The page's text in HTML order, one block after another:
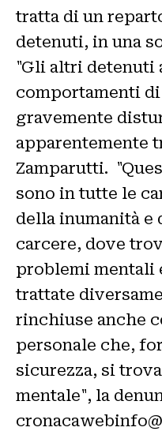
tratta di un
detenuti, in una
"Gli altri detenuti
comportamenti
gravemente
apparentemente
Zamparutti.
sono in tutte le
della inumanità e
carcere, dove
problemi mentali
trattate
rinchiuse anche
personale che,
sicurezza, si
mentale", la